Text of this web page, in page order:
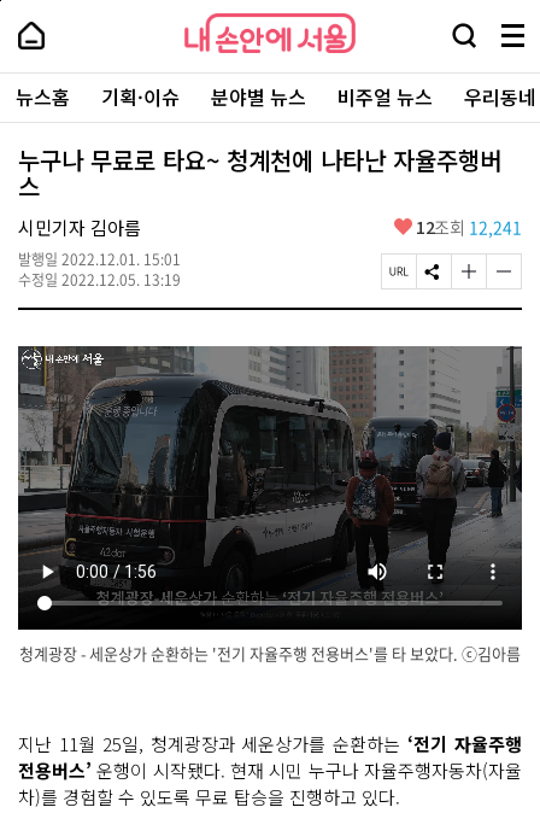
본
로
가
내
손
안
에
서
울
-
서
울
시
대
표
소
통
포
내
손
에
울
검
창
열
기
메
뉴
전
체
보
주
요
서
뉴스홈 기획·이슈 분야별 뉴스 비주얼 뉴스 우리동
누구나 무료로 타요~ 청계천에 나타난 자율주행버
스
시민기자 김아름
발행일 2022.12.01. 15:01
수정일 2022.12.05. 13:19
좋
요
12조회 12,241
페
이
U
R
L
복
사
S
N
공
유
하
기
글
자
기
경
하
기
글
자
기
작
게
변
경
하
기
청계광장 - 세운상가 순환하는 '전기 자율주행 전용버스'를 타 보았다. ⓒ김아름
지난 11월 25일, 청계광장과 세운상가를 순환하는 ‘전기 자율주행
전용버스’ 운행이 시작됐다. 현재 시민 누구나 자율주행자동차(자율
차)를 경험할 수 있도록 무료 탑승을 진행하고 있다.
페
상
단
로